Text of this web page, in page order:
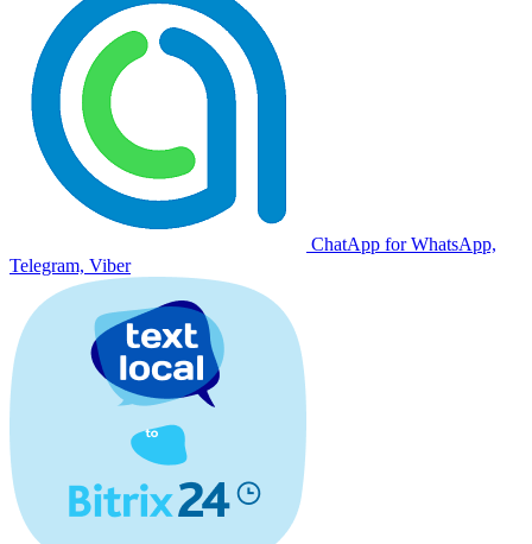
ChatApp for WhatsApp,
Telegram, Viber